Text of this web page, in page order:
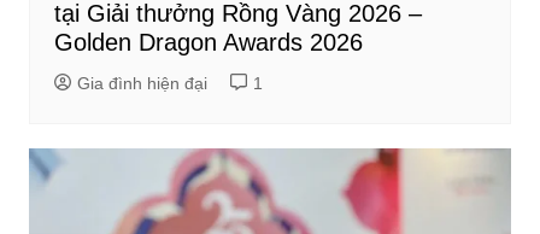
tại Giải thưởng Rồng Vàng 2026 –
Golden Dragon Awards 2026
Gia đình hiện đại 1